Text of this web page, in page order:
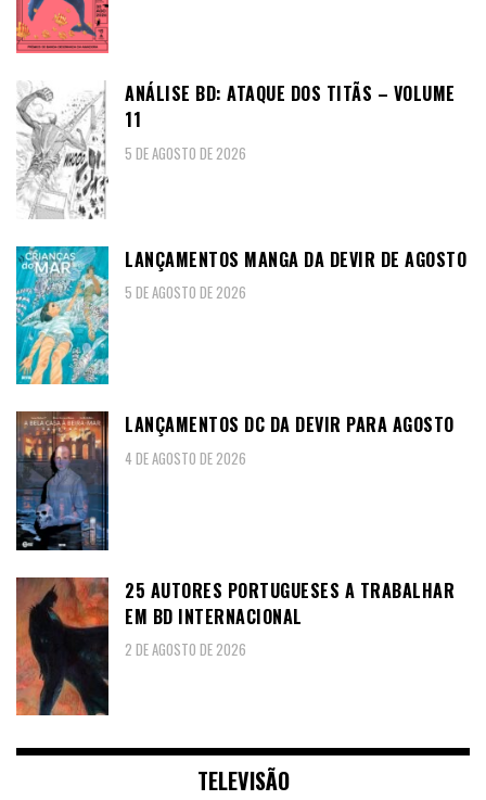
ANÁLISE BD: ATAQUE DOS TITÃS – VOLUME
11
5 DE AGOSTO DE 2026
LANÇAMENTOS MANGA DA DEVIR DE AGOSTO
5 DE AGOSTO DE 2026
LANÇAMENTOS DC DA DEVIR PARA AGOSTO
4 DE AGOSTO DE 2026
25 AUTORES PORTUGUESES A TRABALHAR
EM BD INTERNACIONAL
2 DE AGOSTO DE 2026
TELEVISÃO